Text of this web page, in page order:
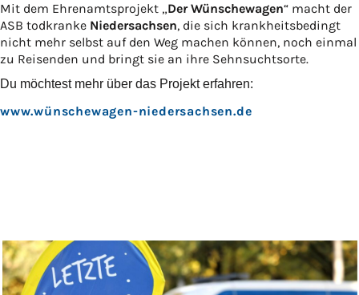
Mit dem Ehrenamtsprojekt „Der Wünschewagen“ macht der
ASB todkranke Niedersachsen, die sich krankheitsbedingt
nicht mehr selbst auf den Weg machen können, noch einmal
zu Reisenden und bringt sie an ihre Sehnsuchtsorte.
Du möchtest mehr über das Projekt erfahren:
www.wünschewagen-niedersachsen.de